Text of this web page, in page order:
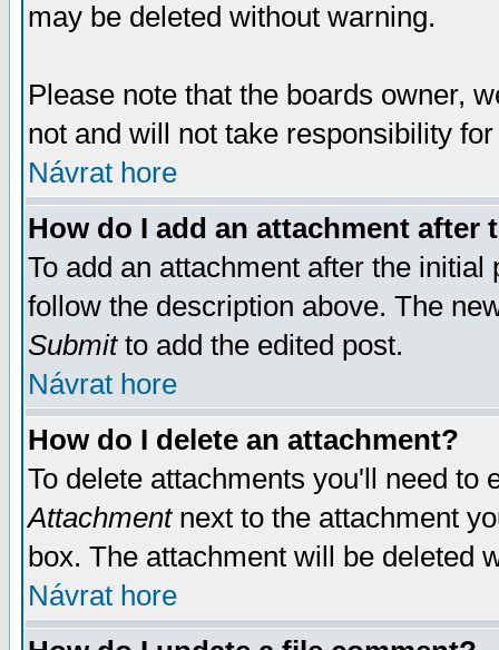
may be deleted without warning.
Please note that the boards owner,
not and will not take responsibility
Návrat hore
How do I add an attachment after
To add an attachment after the
follow the description above. The
Submitto add the edited post.
Návrat hore
How do I delete an attachment?
To delete attachments you'll need
Attachmentnext to the attachment
box. The attachment will be deleted
Návrat hore